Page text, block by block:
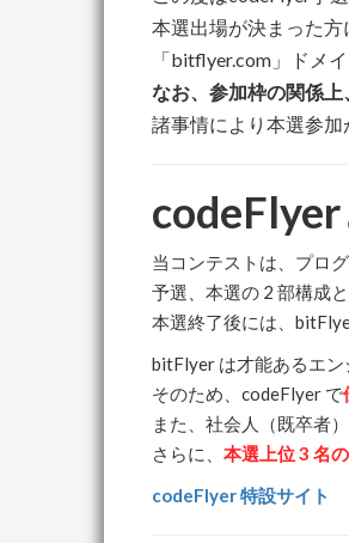
本選出場が決まった方
「bitflyer.com」ドメ
なお、参加枠の関係上
諸事情により本選参加
当コンテストは、プロ
予選、本選の 2 部構成
本選終了後には、
bitFlyer は才能あるエン
そのため、codeFlyer で
また、社会人（既卒者
さらに、 本選上位 3 名
codeFlyer 特設サイト